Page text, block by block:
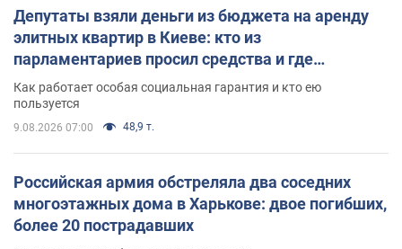
Депутаты взяли деньги из бюджета на аренду
элитных квартир в Киеве: кто из
парламентариев просил средства и где
поселился
Как работает особая социальная гарантия и кто ею
пользуется
9.08.2026 07:00 48,9 т.
Российская армия обстреляла два соседних
многоэтажных дома в Харькове: двое погибших,
более 20 пострадавших